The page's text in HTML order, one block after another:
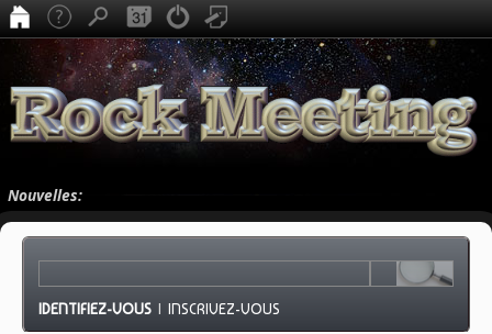
Nouvelles:
IDENTIFIEZ-VOUS |INSCRIVEZ-VOUS